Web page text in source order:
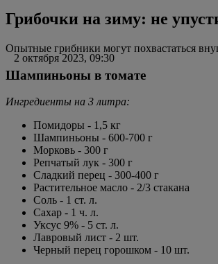
Грибочки на зиму: не
2 октября 2023, 09:30
Опытные грибники могут похвастаться
Шампиньоны в томате
Ингредиенты на 3 литра:
Помидоры - 1,5 кг
Шампиньоны - 600-700 г
Морковь - 300 г
Репчатый лук - 300 г
Сладкий перец - 300-400 г
Растительное масло - 2/3 стакана
Соль - 1 ст. л.
Сахар - 1 ч. л.
Уксус 9% - 5 ст. л.
Лавровый лист - 2 шт.
Черный перец горошком - 10 шт.